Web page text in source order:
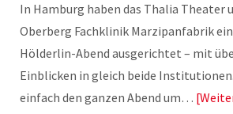
In Hamburg haben das Thalia Theater
Oberberg Fachklinik Marzipanfabrik
Hölderlin-Abend ausgerichtet – mit
Einblicken in gleich beide
einfach den ganzen Abend um…